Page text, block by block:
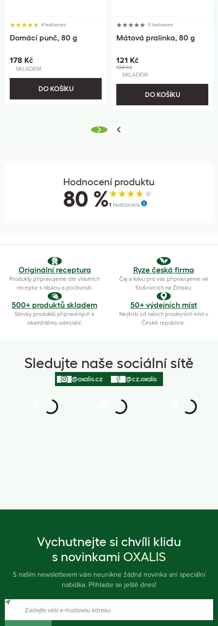
4 hodnocení
Domácí punč, 80 g
178 Kč
SKLADEM
DO KOŠÍKU
0 hodnocení
Mátová pralinka, 80 g
121 Kč
134 Kč
SKLADEM
DO KOŠÍKU
Hodnocení produktu
80 %1 hodnocení
Originální receptura
Produkty připravujeme dle vlastních
receptur s láskou a poctivostí.
Ryze česká firma
Čaj a kávu pro vás připravujeme ve
Slušovicích na Zlínsku.
500+ produktů skladem
Stovky produktů připravených k
okamžitému odeslání.
50+ výdejních míst
Nejširší síť našich prodejních míst v
České republice.
Sledujte naše sociální sítě
@oxalis.cz @cz.oxalis
Vychutnejte si chvíli klidu
s novinkami OXALIS
S naším newsletterem vám neunikne žádná novinka ani speciální
nabídka. Přihlaste se ještě dnes!